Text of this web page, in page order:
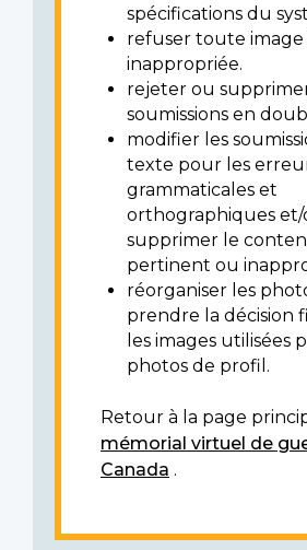
spécifications du
refuser toute
inappropriée.
rejeter ou
soumissions en
modifier les
texte pour les
grammaticales et
orthographiques
supprimer le
pertinent ou
réorganiser les
prendre la décision
les images utilisées
photos de profil.
Retour à la page
mémorial virtuel de
Canada .